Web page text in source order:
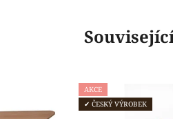
AKCE
✔ ČESKÝ VÝROBEK